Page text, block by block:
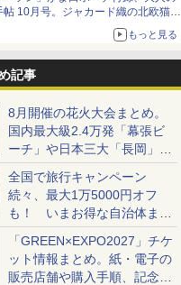
帖 10月号。ジャカード織の北欧猫デ
もっと見る
記事
8月開催の花火大会まとめ。
国内最大級2.4万発「幕張ビ
ーチ」や日本三大「長岡」な
ど大型イベント目白押し！
全国で旅行キャンペーン
続々、最大1万5000円オフ
も！ いまお得な自治体まと
め
「GREEN×EXPO2027」チケ
ット情報まとめ。紙・電子の
販売店舗や購入手順、記念チ